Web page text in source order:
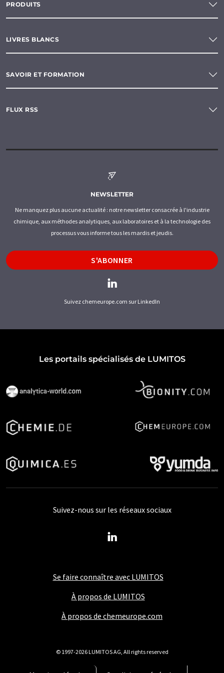
PRODUITS
LIVRES BLANCS
SAVOIR ET FORMATION
FLUX RSS
NEWSLETTER
Ne manquez plus aucune actualité : notre newsletter consacrée à l'industrie
chimique, aux méthodes analytiques, aux laboratoires et à la technologie des
processus vous informe tous les mardis et jeudis.
S'ABONNER
Suivez chemeurope.com sur LinkedIn
Les portails spécialisés de LUMITOS
Se faire connaître avec LUMITOS
À propos de LUMITOS
À propos de chemeurope.com
Suivez-nous sur les réseaux sociaux
© 1997-2026 LUMITOS AG, All rights reserved